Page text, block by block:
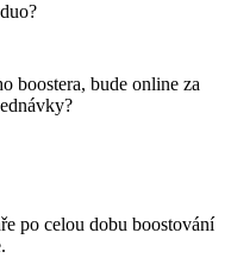
boostera, bude online za
na vašem ovládacím
hry, přidejte si při placení
po celou dobu boostování